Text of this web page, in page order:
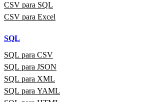
CSV para SQL
CSV para Excel
SQL
SQL para CSV
SQL para JSON
SQL para XML
SQL para YAML